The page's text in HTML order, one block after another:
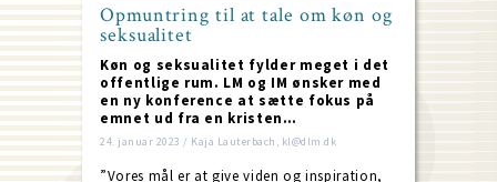
Opmuntring til at tale om køn og
seksualitet
Køn og seksualitet fylder meget i det
offentlige rum. LM og IM ønsker med
en ny konference at sætte fokus på
emnet ud fra en kristen…
24. januar 2023 / Kaja Lauterbach, kl@dlm.dk
”Vores mål er at give viden og inspiration,